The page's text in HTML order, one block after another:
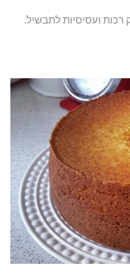
רכות ועסיסיות לתבשיל.